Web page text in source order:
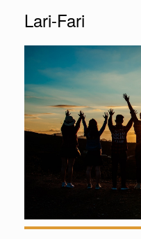
Lari-Fari